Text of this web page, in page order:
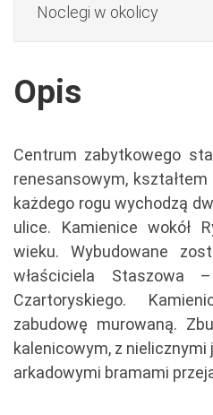
Noclegi w okolicy
Opis
Centrum zabytkowego
renesansowym,
każdego rogu wychodzą
ulice. Kamienice wokół
wieku. Wybudowane
właściciela Staszowa
Czartoryskiego.
zabudowę murowaną.
kalenicowym, z
arkadowymi bramami